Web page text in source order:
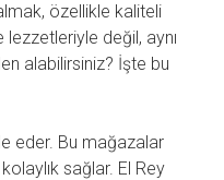
özellikle kaliteli
değil, aynı
alabilirsiniz? İşte bu
eder. Bu mağazalar
sağlar. El Rey